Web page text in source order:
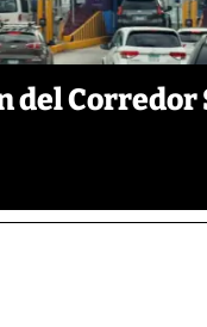
del Corredor